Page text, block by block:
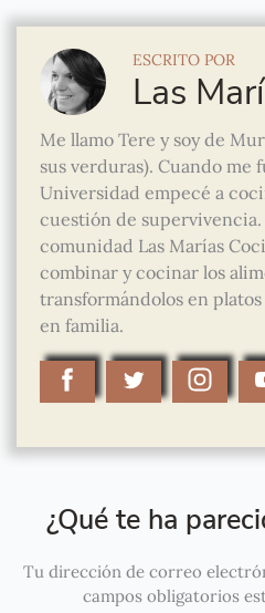
ESCRITO POR
Las
Me llamo Tere y soy de
sus verduras). Cuando me
Universidad empecé a
cuestión de supervivencia.
comunidad Las Marías
combinar y cocinar los
transformándolos en
en familia.
¿Qué te ha
Tu dirección de correo
campos obligatorios